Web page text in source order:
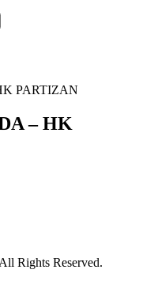
PARTIZAN
– HK
Rights Reserved.